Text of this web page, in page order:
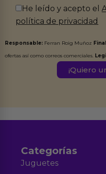
He leído y acepto el
política de privacidad
Responsable: Ferran Roig Muñoz
ofertas así como correos comerciales.
Destinatarios:Ferran
Categorías
Juguetes